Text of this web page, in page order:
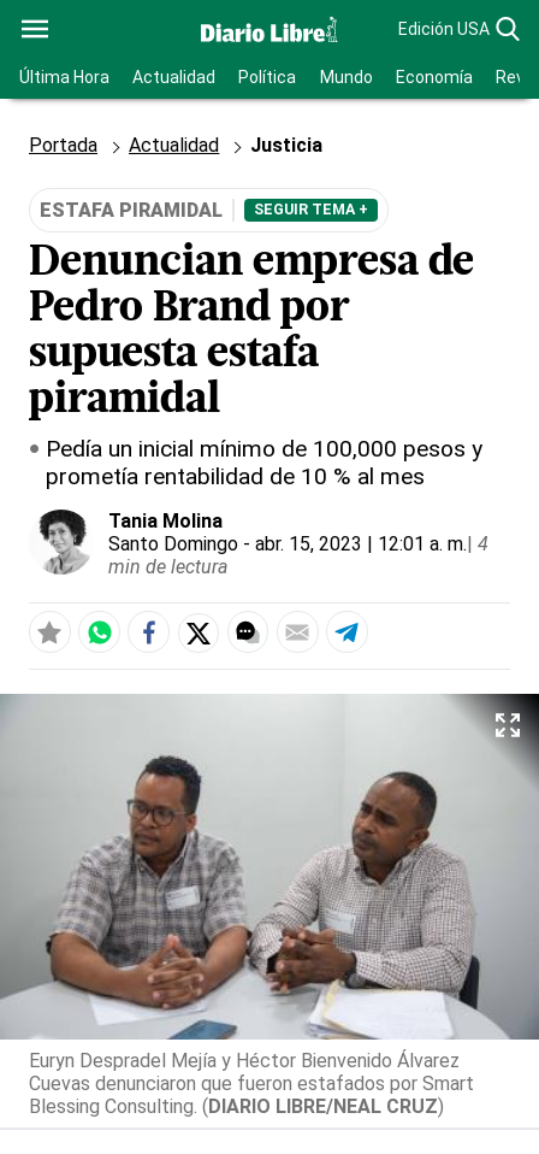
Edición USA
Última Hora Actualidad Política Mundo Economía
Portada Actualidad Justicia
ESTAFA PIRAMIDAL SEGUIR TEMA +
Denuncian empresa de
Pedro Brand por
supuesta estafa
piramidal
Pedía un inicial mínimo de 100,000 pesos y
prometía rentabilidad de 10 % al mes
Tania Molina
Santo Domingo - abr. 15, 2023 | 12:01 a. m.| 4
min de lectura
Euryn Despradel Mejía y Héctor Bienvenido Álvarez
Cuevas denunciaron que fueron estafados por Smart
Blessing Consulting. (DIARIO LIBRE/NEAL CRUZ)